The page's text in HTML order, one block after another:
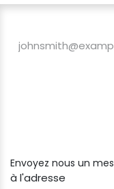
Envoyez nous un
à l'adresse